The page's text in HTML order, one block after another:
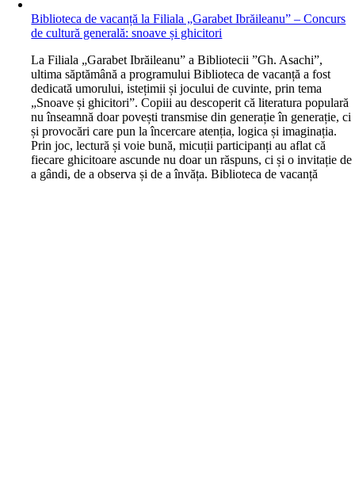
Biblioteca de vacanță la Filiala „Garabet Ibrăileanu” – Concurs
de cultură generală: snoave și ghicitori
La Filiala „Garabet Ibrăileanu” a Bibliotecii ”Gh. Asachi”,
ultima săptămână a programului Biblioteca de vacanță a fost
dedicată umorului, istețimii și jocului de cuvinte, prin tema
„Snoave și ghicitori”. Copiii au descoperit că literatura populară
nu înseamnă doar povești transmise din generație în generație, ci
și provocări care pun la încercare atenția, logica și imaginația.
Prin joc, lectură și voie bună, micuții participanți au aflat că
fiecare ghicitoare ascunde nu doar un răspuns, ci și o invitație de
a gândi, de a observa și de a învăța. Biblioteca de vacanță